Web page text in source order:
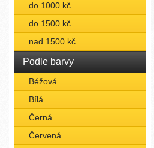
do 1000 kč
do 1500 kč
nad 1500 kč
Podle barvy
Béžová
Bílá
Černá
Červená